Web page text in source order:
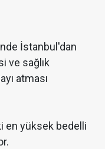
İstanbul'dan
ve sağlık
atması
en yüksek bedelli